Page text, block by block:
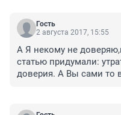
Гость
2 августа 2017, 15:55
А Я некому не
статью придумали:
доверия. А Вы сами то